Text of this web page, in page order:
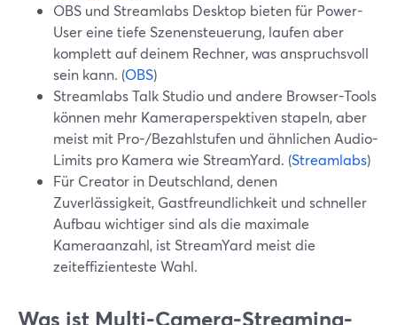
OBS und Streamlabs Desktop bieten für Power-
User eine tiefe Szenensteuerung, laufen aber
komplett auf deinem Rechner, was anspruchsvoll
sein kann. (OBS)
Streamlabs Talk Studio und andere Browser-Tools
können mehr Kameraperspektiven stapeln, aber
meist mit Pro-/Bezahlstufen und ähnlichen Audio-
Limits pro Kamera wie StreamYard. (Streamlabs)
Für Creator in Deutschland, denen
Zuverlässigkeit, Gastfreundlichkeit und schneller
Aufbau wichtiger sind als die maximale
Kameraanzahl, ist StreamYard meist die
zeiteffizienteste Wahl.
Was ist Multi-Camera-Streaming-